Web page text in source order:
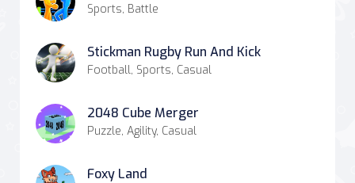
Sports, Battle
Stickman Rugby Run And Kick
Football, Sports, Casual
2048 Cube Merger
Puzzle, Agility, Casual
Foxy Land